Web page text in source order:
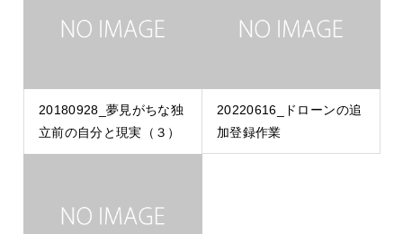
20180928_夢見がちな独
立前の自分と現実（３）
20220616_ドローンの追
加登録作業